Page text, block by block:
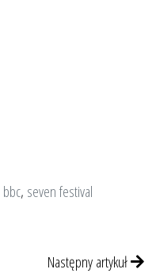
bbc, seven festival
Następny artykuł